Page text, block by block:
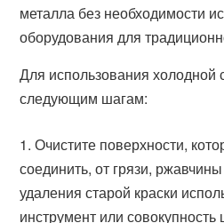
металла без необходимости
оборудования для
Для использования холодной
следующим шагам:
Очистите поверхности,
соединить, от грязи,
удаления старой краски
инструмент или совокупность